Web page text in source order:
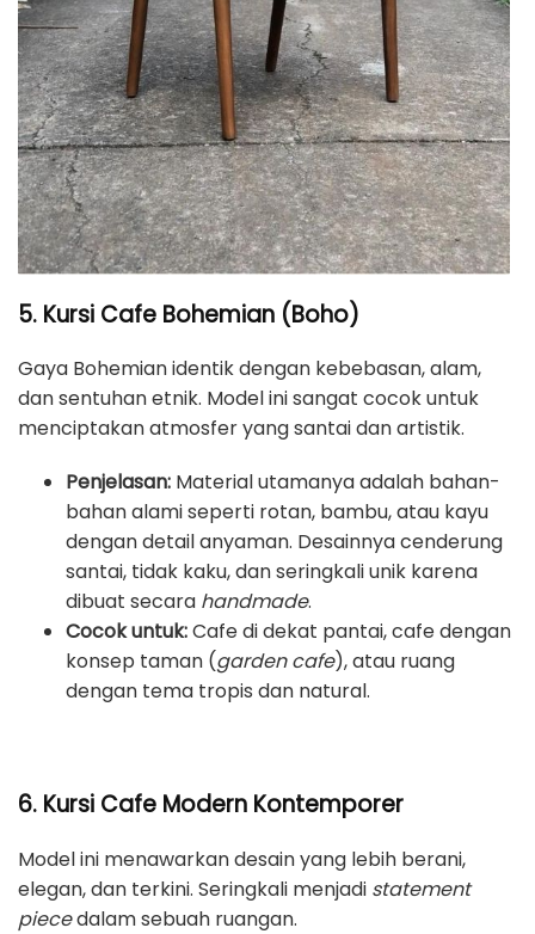
5. Kursi Cafe Bohemian (Boho)
Gaya Bohemian identik dengan kebebasan, alam,
dan sentuhan etnik. Model ini sangat cocok untuk
menciptakan atmosfer yang santai dan artistik.
Penjelasan: Material utamanya adalah bahan-
bahan alami seperti rotan, bambu, atau kayu
dengan detail anyaman. Desainnya cenderung
santai, tidak kaku, dan seringkali unik karena
dibuat secara handmade.
Cocok untuk:Cafe di dekat pantai, cafe dengan
konsep taman (garden cafe), atau ruang
dengan tema tropis dan natural.
6. Kursi Cafe Modern Kontemporer
Model ini menawarkan desain yang lebih berani,
elegan, dan terkini. Seringkali menjadi statement
piecedalam sebuah ruangan.